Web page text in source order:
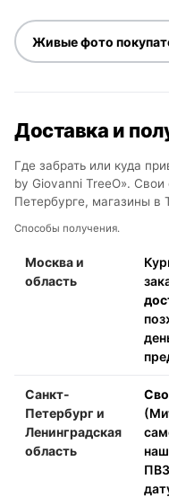
Живые фото
Доставка и
Где забрать или куда
by Giovanni TreeO».
Петербурге, магазины в
Способы получения.
Москва и
область
Санкт-
Петербург и
Ленинградская
область